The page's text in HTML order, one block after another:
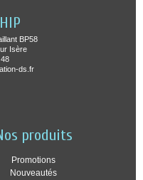
BP58
Isère
ds.fr
produits
Promotions
Nouveautés